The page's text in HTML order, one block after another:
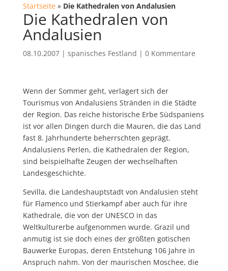
Startseite» Die Kathedralen von Andalusien
Die Kathedralen von
Andalusien
08.10.2007| spanisches Festland | 0 Kommentare
Wenn der Sommer geht, verlagert sich der
Tourismus von Andalusiens Stränden in die Städte
der Region. Das reiche historische Erbe Südspaniens
ist vor allen Dingen durch die Mauren, die das Land
fast 8. Jahrhunderte beherrschten geprägt.
Andalusiens Perlen, die Kathedralen der Region,
sind beispielhafte Zeugen der wechselhaften
Landesgeschichte.
Sevilla, die Landeshauptstadt von Andalusien steht
für Flamenco und Stierkampf aber auch für ihre
Kathedrale, die von der UNESCO in das
Weltkulturerbe aufgenommen wurde. Grazil und
anmutig ist sie doch eines der größten gotischen
Bauwerke Europas, deren Entstehung 106 Jahre in
Anspruch nahm. Von der maurischen Moschee, die